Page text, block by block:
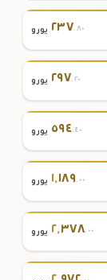
٢٣٧.٨٠ يورو
٢٩٧.٢٠ يورو
٥٩٤.٤٠ يورو
١,١٨٩.٠٠ يورو
٢,٣٧٨.٠٠ يورو